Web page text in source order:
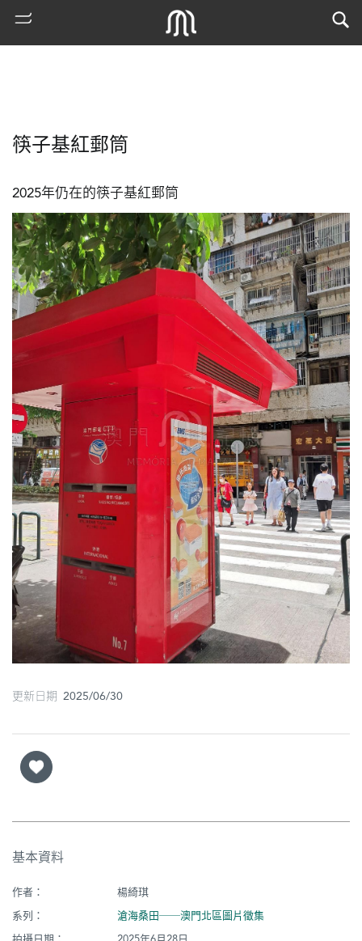
熱
門
搜
索
古
地
媽
閣
寺
廟
巴
士
教
堂
街
市
筷子基紅郵筒
2025年仍在的筷子基紅郵筒
更新日期 2025/06/30
基本資料
作者：
楊綺琪
系列：
滄海桑田──澳門北區圖片徵集